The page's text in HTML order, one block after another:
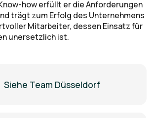
how erfüllt er die Anforderungen
trägt zum Erfolg des Unternehmens
Mitarbeiter, dessen Einsatz für
unersetzlich ist.
Siehe Team Düsseldorf